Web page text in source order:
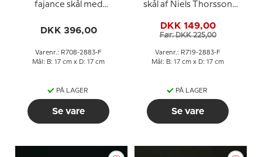
fajance skål med
Thorsson
DKK 396,00
Varenr.: R708-2883-F
Mål: B: 17 cm x D: 17 cm
PÅ LAGER
Se vare
skål af Niels Thorsson
DKK 149,00
Før: DKK 225,00
Varenr.: R719-2883-F
Mål: B: 17 cm x D: 17 cm
PÅ LAGER
Se vare